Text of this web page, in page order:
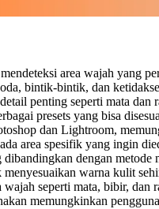
area wajah yang
bintik-bintik, dan
penting seperti mata
presets yang bisa
dan Lightroom,
area spesifik yang ingin
dengan
warna kulit
seperti mata, bibir,
memungkinkan